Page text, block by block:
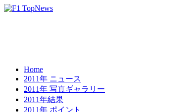
Home
2011年 ニュース
2011年 写真ギャラリー
2011年結果
2011年 ポイント